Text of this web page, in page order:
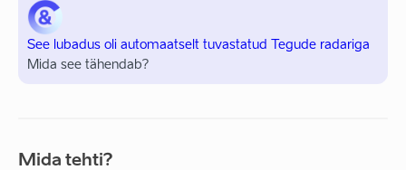
See lubadus oli automaatselt tuvastatud Tegude radariga
Mida see tähendab?
Mida tehti?